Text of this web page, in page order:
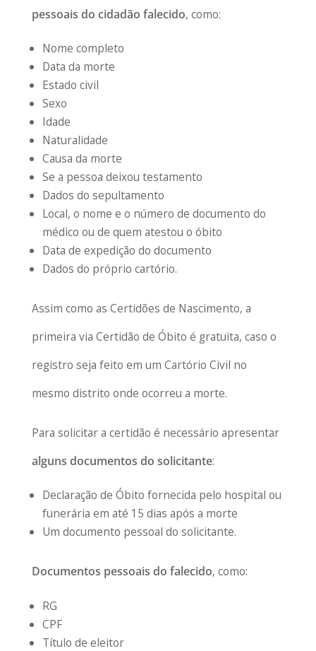
pessoais do cidadão falecido, como:
Nome completo
Data da morte
Estado civil
Sexo
Idade
Naturalidade
Causa da morte
Se a pessoa deixou testamento
Dados do sepultamento
Local, o nome e o número de documento do
médico ou de quem atestou o óbito
Data de expedição do documento
Dados do próprio cartório.
Assim como as Certidões de Nascimento, a
primeira via Certidão de Óbito é gratuita, caso o
registro seja feito em um Cartório Civil no
mesmo distrito onde ocorreu a morte.
Para solicitar a certidão é necessário apresentar
alguns documentos do solicitante:
Declaração de Óbito fornecida pelo hospital ou
funerária em até 15 dias após a morte
Um documento pessoal do solicitante.
Documentos pessoais do falecido, como:
RG
CPF
Título de eleitor